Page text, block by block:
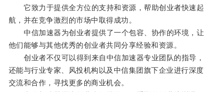
它致力于提供全方位的支持和资源，帮助创业者快速起
航，并在竞争激烈的市场中取得成功。
中信加速器为创业者提供了一个包容、协作的环境，让
他们能够与其他优秀的创业者共同分享经验和资源。
创业者不仅可以得到来自中信加速器专业团队的指导，
还能与行业专家、风投机构以及中信集团旗下企业进行深度
交流和合作，寻找更多的商业机会。